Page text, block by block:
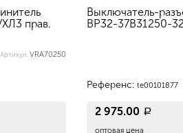
прав.
Артикул: VRA70250
Выключатель-
ВР32-37В31250-
Референс: te00101877
2 975.00 a
оптовая цена